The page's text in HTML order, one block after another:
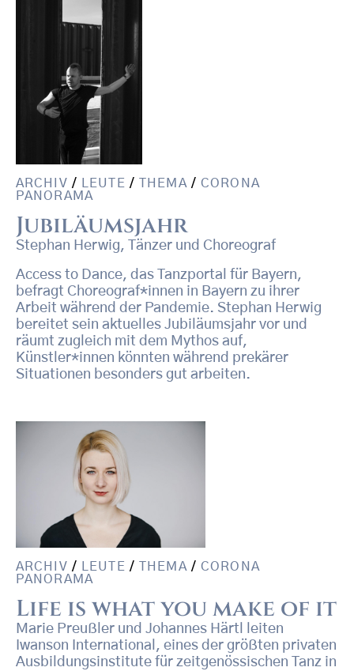
ARCHIV / LEUTE / THEMA/CORONA
PANORAMA
Jubiläumsjahr
Stephan Herwig, Tänzer und Choreograf
Access to Dance, das Tanzportal für Bayern,
befragt Choreograf*innen in Bayern zu ihrer
Arbeit während der Pandemie. Stephan Herwig
bereitet sein aktuelles Jubiläumsjahr vor und
räumt zugleich mit dem Mythos auf,
Künstler*innen könnten während prekärer
Situationen besonders gut arbeiten.
ARCHIV / LEUTE / THEMA/CORONA
PANORAMA
Life is what you make of it
Marie Preußler und Johannes Härtl leiten
Iwanson International, eines der größten privaten
Ausbildungsinstitute für zeitgenössischen Tanz in